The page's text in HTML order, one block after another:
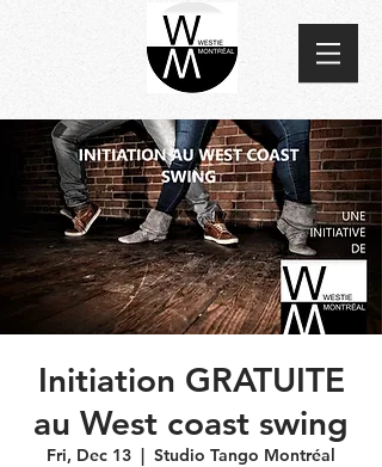
Initiation GRATUITE
au West coast swing
Fri, Dec 13
  |
Studio Tango Montréal